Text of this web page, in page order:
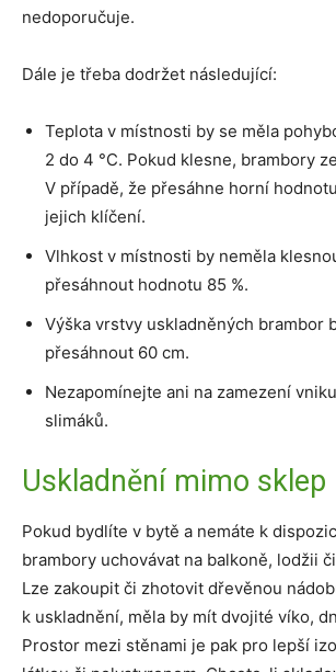
nedoporučuje.
Dále je třeba dodržet následující:
Teplota v místnosti by se měla
2 do 4 °С. Pokud klesne, brambory
V případě, že přesáhne horní
jejich klíčení.
Vlhkost v místnosti by neměla
přesáhnout hodnotu 85 %.
Výška vrstvy uskladněných brambor
přesáhnout 60 cm.
Nezapomínejte ani na zamezení
slimáků.
Uskladnění mimo sklep
Pokud bydlíte v bytě a nemáte k
brambory uchovávat na balkoně, lodžii
Lze zakoupit či zhotovit dřevěnou
k uskladnění, měla by mít dvojité víko,
Prostor mezi stěnami je pak pro lepší